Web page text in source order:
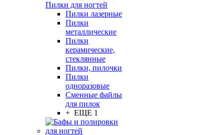
Пилки для ногтей
Пилки лазерные
Пилки
металлические
Пилки
керамические,
стеклянные
Пилки, пилочки
Пилки
одноразовые
Сменные файлы
для пилок
+ ЕЩЕ 1